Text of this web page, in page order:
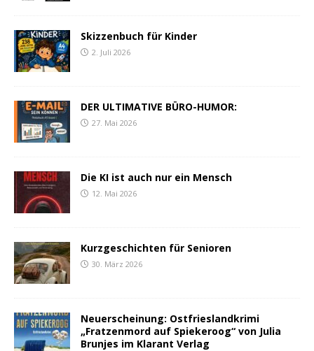
Skizzenbuch für Kinder
2. Juli 2026
DER ULTIMATIVE BÜRO-HUMOR:
27. Mai 2026
Die KI ist auch nur ein Mensch
12. Mai 2026
Kurzgeschichten für Senioren
30. März 2026
Neuerscheinung: Ostfrieslandkrimi
„Fratzenmord auf Spiekeroog“ von Julia
Brunjes im Klarant Verlag